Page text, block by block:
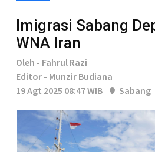
Imigrasi Sabang
WNA Iran
Oleh - Fahrul Razi
Editor - Munzir Budiana
19 Agt 2025 08:47 WIB
Sabang